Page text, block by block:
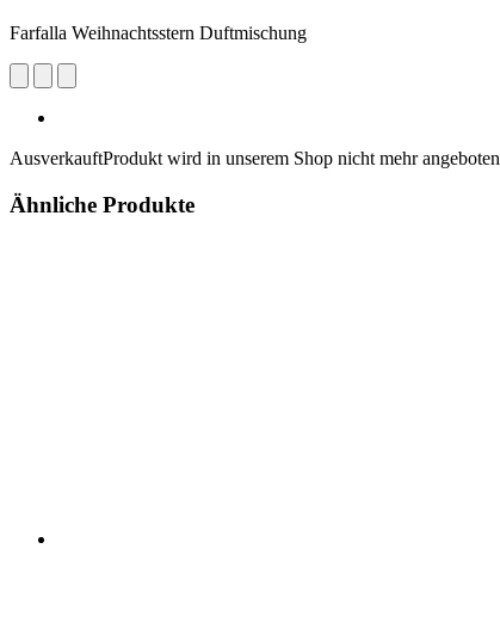
Farfalla Weihnachtsstern Duftmischung
AusverkauftProdukt wird in unserem Shop nicht mehr angeboten
Ähnliche Produkte